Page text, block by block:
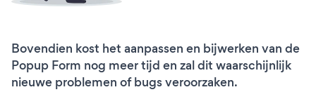
Bovendien kost het aanpassen en bijwerken van de
Popup Form nog meer tijd en zal dit waarschijnlijk
nieuwe problemen of bugs veroorzaken.